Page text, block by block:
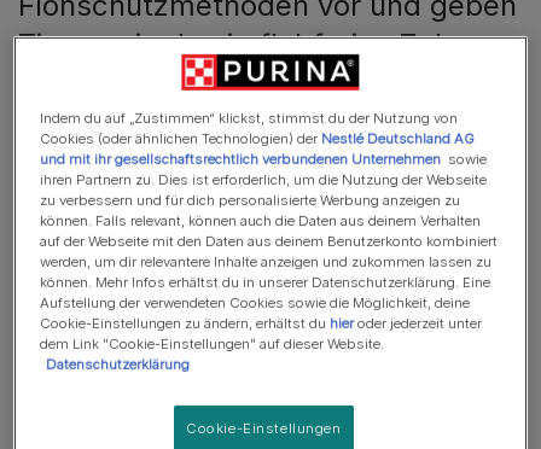
Tipps, wie du ein flohfreies Zuhause
bewahren kannst.
Mit unseren Empfehlungen kannst du sicherstellen, dass
deine Katze frei von Flöhen bleibt und keine
gesundheitlichen Probleme durch diese Parasiten erleidet.
Lass uns direkt loslegen!
Flöhe und ihre Auswirkungen
auf Katzen verstehen
Indem du auf „Zustimmen“ klickst, stimmst du der Nutzung von
Cookies (oder ähnlichen Technologien) der Nestlé Deutschland AG
und mit ihr gesellschaftsrechtlich verbundenen Unternehmen sowie
ihren Partnern zu. Dies ist erforderlich, um die Nutzung der Webseite
zu verbessern und für dich personalisierte Werbung anzeigen zu
können. Falls relevant, können auch die Daten aus deinem Verhalten
auf der Webseite mit den Daten aus deinem Benutzerkonto kombiniert
werden, um dir relevantere Inhalte anzeigen und zukommen lassen zu
können. Mehr Infos erhältst du in unserer Datenschutzerklärung. Eine
Aufstellung der verwendeten Cookies sowie die Möglichkeit, deine
Cookie-Einstellungen zu ändern, erhältst du hieroder jederzeit unter
dem Link "Cookie-Einstellungen" auf dieser Website.
Datenschutzerklärung
Cookie-Einstellungen